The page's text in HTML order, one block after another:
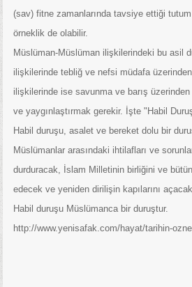
(sav) fitne zamanlarında tavsiye ettiği
örneklik de olabilir.
Müslüman-Müslüman ilişkilerindeki bu asil
ilişkilerinde tebliğ ve nefsi müdafa
ilişkilerinde ise savunma ve barış
ve yaygınlaştırmak gerekir. İşte "Habil
Habil duruşu, asalet ve bereket dolu bir
Müslümanlar arasındaki ihtilafları ve
durduracak, İslam Milletinin birliğini ve
edecek ve yeniden dirilişin kapılarını
Habil duruşu Müslümanca bir duruştur.
http://www.yenisafak.com/hayat/tarihin-